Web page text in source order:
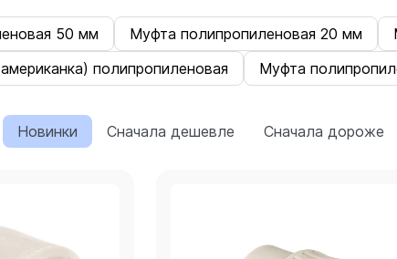
50 мм Муфта полипропиленовая 20 мм
полипропиленовая
Муфта
Новинки Сначала дешевле Сначала дороже